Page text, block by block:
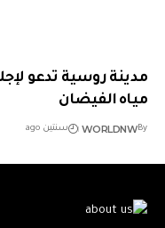
مدينة روسية تدعو
مياه الفيضان
By
WORLDNW سنتين ago